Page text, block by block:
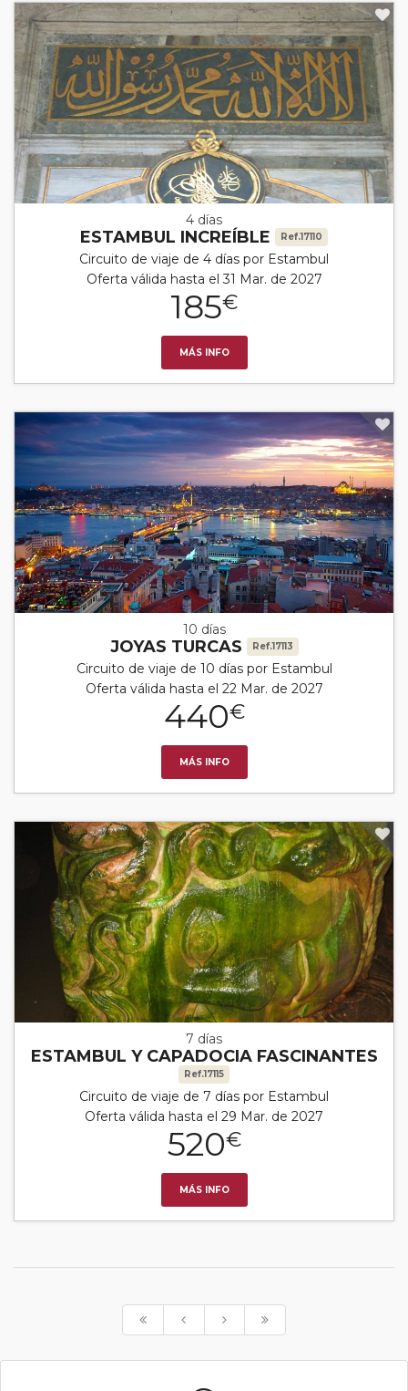
4 días
ESTAMBUL INCREÍBLE Ref.17110
Circuito de viaje de 4 días por Estambul
Oferta válida hasta el 31 Mar. de 2027
185€
MÁS INFO
10 días
JOYAS TURCAS Ref.17113
Circuito de viaje de 10 días por Estambul
Oferta válida hasta el 22 Mar. de 2027
440€
MÁS INFO
7 días
ESTAMBUL Y CAPADOCIA FASCINANTES
Ref.17115
Circuito de viaje de 7 días por Estambul
Oferta válida hasta el 29 Mar. de 2027
520€
MÁS INFO